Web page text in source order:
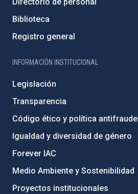
Directorio de personal
Biblioteca
Registro general
INFORMACIÓN INSTITUCIONAL
Legislación
Transparencia
Código ético y política antifraude
Igualdad y diversidad de género
Forever IAC
Medio Ambiente y Sostenibilidad
Proyectos institucionales